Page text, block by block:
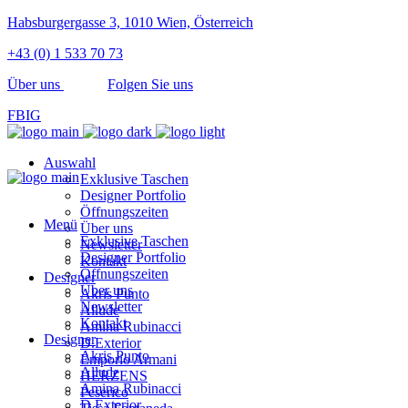
Habsburgergasse 3, 1010 Wien, Österreich
+43 (0) 1 533 70 73
Über uns
Folgen Sie uns
FBIG
Auswahl
Exklusive Taschen
Designer Portfolio
Öffnungszeiten
Über uns
Newsletter
Kontakt
Designer
Akris Punto
Allude
Amina Rubinacci
D.Exterior
Emporio Armani
HERZENS
Peserico
Menü
Exklusive Taschen
Designer Portfolio
Öffnungszeiten
Über uns
Newsletter
Kontakt
Designer
Akris Punto
Allude
Amina Rubinacci
D.Exterior